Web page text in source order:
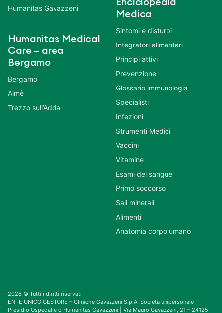
Humanitas Gavazzeni
Humanitas Medical
Care – area
Bergamo
Bergamo
Almè
Trezzo sull’Adda
Enciclopedia
Medica
Sintomi e disturbi
Integratori alimentari
Principi attivi
Prevenzione
Glossario immunologia
Specialisti
Infezioni
Strumenti Medici
Vaccini
Vitamine
Esami del sangue
Primo soccorso
Sali minerali
Alimenti
Anatomia corpo umano
2026 © Tutti i diritti riservati
ENTE UNICO GESTORE – Cliniche Gavazzeni S.p.A. Società unipersonale
Presidio Ospedaliero Humanitas Gavazzeni | Via Mauro Gavazzeni, 21 – 24125